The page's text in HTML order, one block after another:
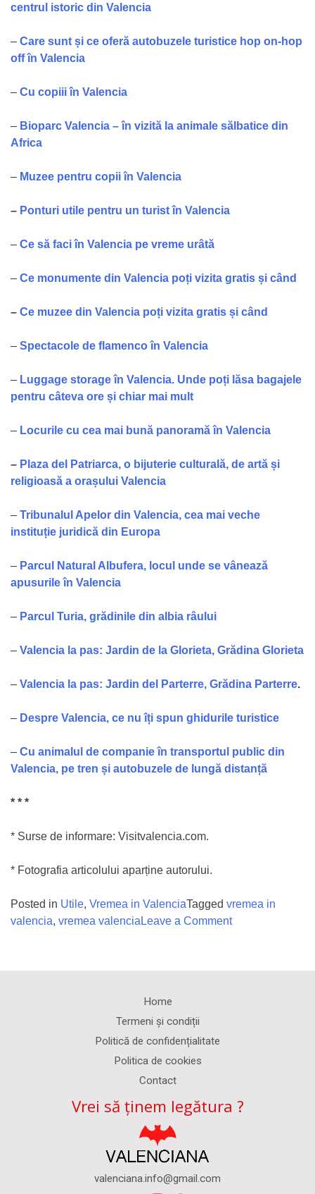
centrul istoric din Valencia
– Care sunt și ce oferă autobuzele turistice hop on-hop
off în Valencia
– Cu copiii în Valencia
– Bioparc Valencia – în vizită la animale sălbatice din
Africa
– Muzee pentru copii în Valencia
– Ponturi utile pentru un turist în Valencia
– Ce să faci în Valencia pe vreme urâtă
– Ce monumente din Valencia poți vizita gratis și când
– Ce muzee din Valencia poți vizita gratis și când
– Spectacole de flamenco în Valencia
– Luggage storage în Valencia. Unde poți lăsa bagajele
pentru câteva ore și chiar mai mult
– Locurile cu cea mai bună panoramă în Valencia
– Plaza del Patriarca, o bijuterie culturală, de artă și
religioasă a orașului Valencia
– Tribunalu l Apelor din Valencia, cea mai veche
instituție juridică din Europa
– Parcul Natural Albufera, locul unde se vânează
apusurile în Valencia
– Parcul Turia, grădinile din albia râului
– Valencia la pas: Jardin de la Glorieta, Grădina Glorieta
– Valencia la pas: Jardin del Parterre, Grădina Parterre.
– Despre Valencia, ce nu îți spun ghidurile turistice
– Cu animalul de companie în transportul public din
Valencia, pe tren și autobuzele de lungă distanță
* * *
* Surse de informare: Visitvalencia.com.
* Fotografia articolului aparține autorului.
Posted in Utile, Vremea in ValenciaTagged vremea in
valencia, vremea valencia Leave a Commenton
vizitezi
Home
Termeni și condiții
Politică de confidențialitate
Politica de cookies
Contact
Vrei să ținem legătura ?
valenciana.info@gmail.com